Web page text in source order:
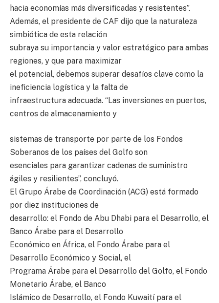
hacia economías más diversificadas y resistentes”.
Además, el presidente de CAF dijo que la naturaleza
simbiótica de esta relación
subraya su importancia y valor estratégico para ambas
regiones, y que para maximizar
el potencial, debemos superar desafíos clave como la
ineficiencia logística y la falta de
infraestructura adecuada. “Las inversiones en puertos,
centros de almacenamiento y
sistemas de transporte por parte de los Fondos
Soberanos de los países del Golfo son
esenciales para garantizar cadenas de suministro
ágiles y resilientes”, concluyó.
El Grupo Árabe de Coordinación (ACG) está formado
por diez instituciones de
desarrollo: el Fondo de Abu Dhabi para el Desarrollo, el
Banco Árabe para el Desarrollo
Económico en África, el Fondo Árabe para el
Desarrollo Económico y Social, el
Programa Árabe para el Desarrollo del Golfo, el Fondo
Monetario Árabe, el Banco
Islámico de Desarrollo, el Fondo Kuwaití para el